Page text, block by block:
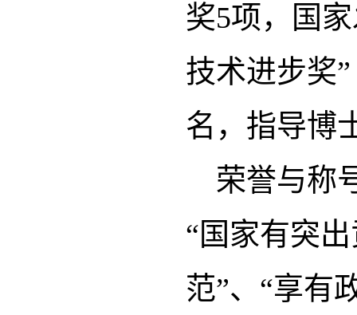
奖5项，国
技术进步
名，指导
荣誉与称
“国家有突
范”、“享有